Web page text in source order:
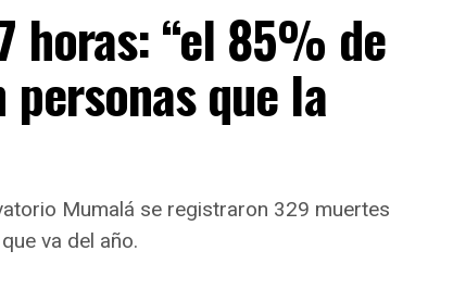
horas: “el 85% de
que la
Mumalá se registraron 329 muertes
va del año.